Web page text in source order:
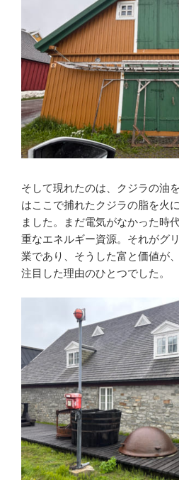
そして現れたのは、クジラの油
はここで捕れたクジラの脂を火
ました。まだ電気がなかった時
重なエネルギー資源。それがグ
業であり、そうした富と価値が
注目した理由のひとつでした。